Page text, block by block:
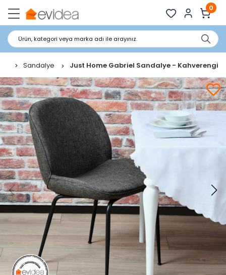
0
Ürün, kategori veya marka adı ile arayınız.
Sandalye Just Home Gabriel Sandalye - Kahverengi